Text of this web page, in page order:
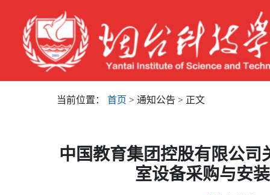
当前位置： 首页 > 通知公告 > 正文
中国教育集团控股有限公
室设备采购与安